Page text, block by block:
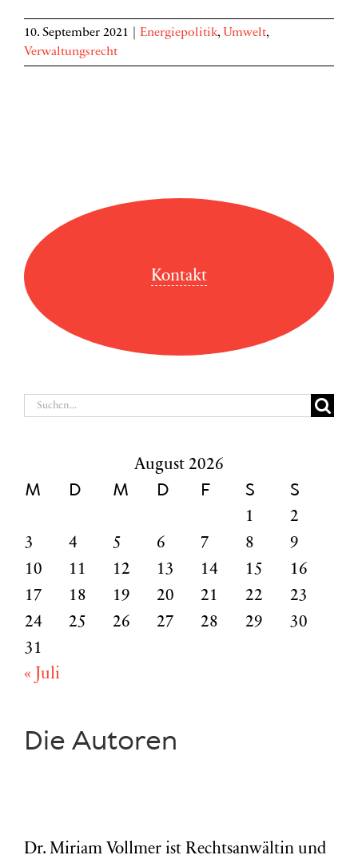
10. September 2021 Energiepolitik, Umwelt,
Verwaltungsrecht
Kontakt
Suche
August 2026
M D M D F S S
1
2
3
4 5 6 7 8
9
10
11 12 13 14 15
16
17
18 19 20 21 22
23
24
25 26 27 28 29
30
31
« Juli
Die Autoren
Dr. Miriam Vollmer ist Rechtsanwältin und